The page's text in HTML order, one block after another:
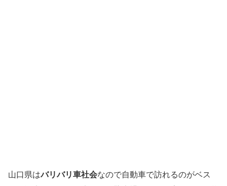
山口県はバリバリ車社会なので自動車で訪れるのがベス